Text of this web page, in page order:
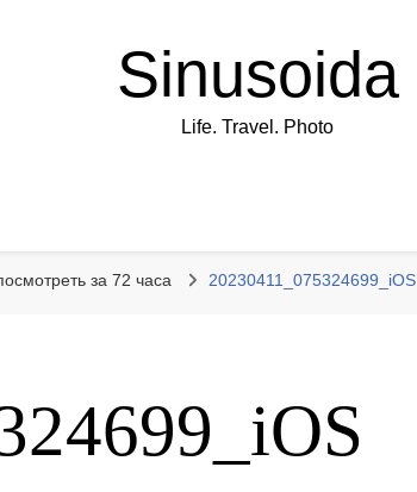
Sinusoida
Life. Travel. Photo
за 72 часа 20230411_075324699_iOS